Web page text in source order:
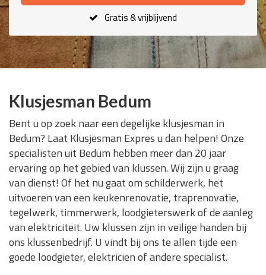
Gratis & vrijblijvend
Klusjesman Bedum
Bent u op zoek naar een degelijke klusjesman in
Bedum? Laat Klusjesman Expres u dan helpen! Onze
specialisten uit Bedum hebben meer dan 20 jaar
ervaring op het gebied van klussen. Wij zijn u graag
van dienst! Of het nu gaat om schilderwerk, het
uitvoeren van een keukenrenovatie, traprenovatie,
tegelwerk, timmerwerk, loodgieterswerk of de aanleg
van elektriciteit. Uw klussen zijn in veilige handen bij
ons klussenbedrijf. U vindt bij ons te allen tijde een
goede loodgieter, elektricien of andere specialist.